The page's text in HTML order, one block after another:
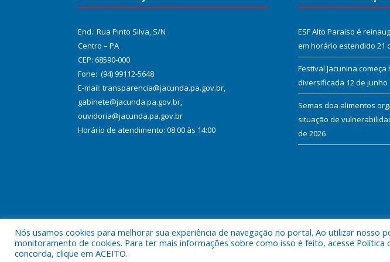
End.: Rua Pinto Silva, S/N
Centro – PA
CEP: 68590-000
Fone: (94) 99112-5648
E-mail: transparencia@jacunda.pa.gov.br,
gabinete@jacunda.pa.gov.br,
ouvidoria@jacunda.pa.gov.br
Horário de atendimento: 08:00 às 14:00
ESF Alto Paraíso é
em horário estendido 21
Festival Jacunina
diversificada 12 de junho
Semas doa alimentos
situação de
de 2026
Todos os direitos reservados a Prefeitura Municipal de Jacundá.
Nós usamos cookies para melhorar sua experiência de navegação no portal. Ao utilizar nosso
monitoramento de cookies. Para ter mais informações sobre como isso é feito, acesse Política
concorda, clique em ACEITO.